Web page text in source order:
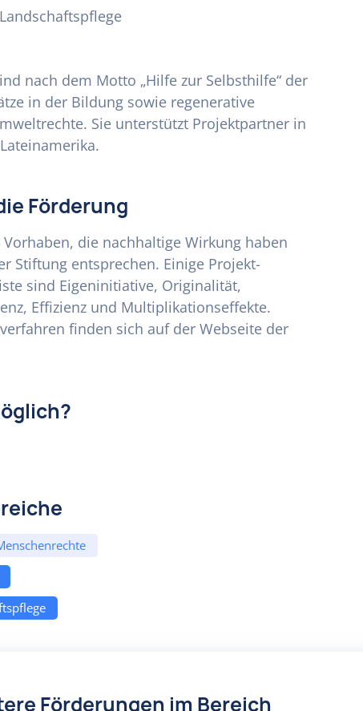
nach dem Motto „Hilfe zur Selbsthilfe“ der
in der Bildung sowie regenerative
Sie unterstützt Projektpartner in
Förderung
die nachhaltige Wirkung haben
Stiftung entsprechen. Einige Projekt-
sind Eigeninitiative, Originalität,
Effizienz und Multiplikationseffekte.
finden sich auf der Webseite der
Förderungen im Bereich